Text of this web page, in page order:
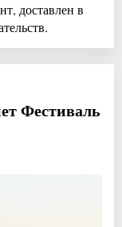
доставлен в
Фестиваль